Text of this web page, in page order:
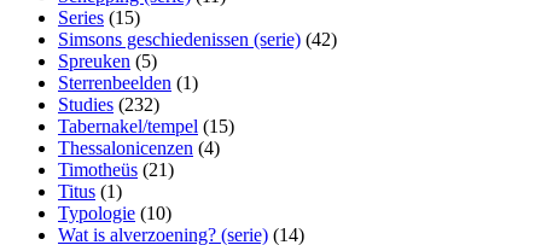
Series (15)
Simsons geschiedenissen (serie) (42)
Spreuken (5)
Sterrenbeelden (1)
Studies (232)
Tabernakel/tempel (15)
Thessalonicenzen (4)
Timotheüs (21)
Titus (1)
Typologie (10)
Wat is alverzoening? (serie) (14)